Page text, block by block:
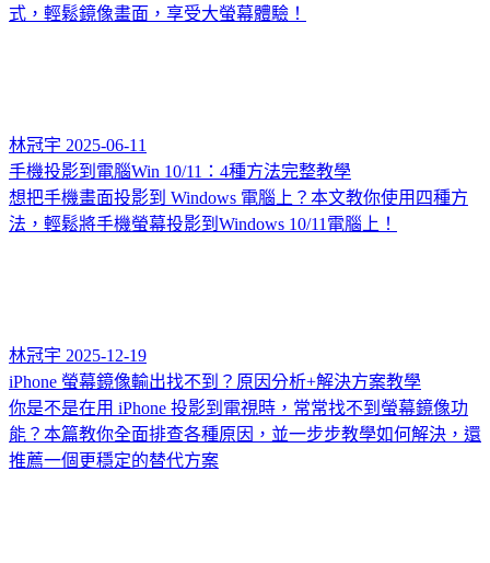
式，輕鬆鏡像畫面，享受大螢幕體驗！
林冠宇 2025-06-11
手機投影到電腦Win 10/11：4種方法完整教學
想把手機畫面投影到 Windows 電腦上？本文教你使用四種方
法，輕鬆將手機螢幕投影到Windows 10/11電腦上！
林冠宇 2025-12-19
iPhone 螢幕鏡像輸出找不到？原因分析+解決方案教學
你是不是在用 iPhone 投影到電視時，常常找不到螢幕鏡像功
能？本篇教你全面排查各種原因，並一步步教學如何解決，還
推薦一個更穩定的替代方案